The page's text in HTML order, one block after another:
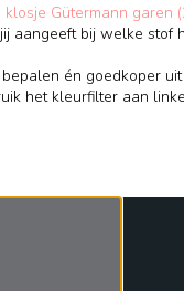
klosje Gütermann garen
aangeeft bij welke stof
én goedkoper
het kleurfilter aan